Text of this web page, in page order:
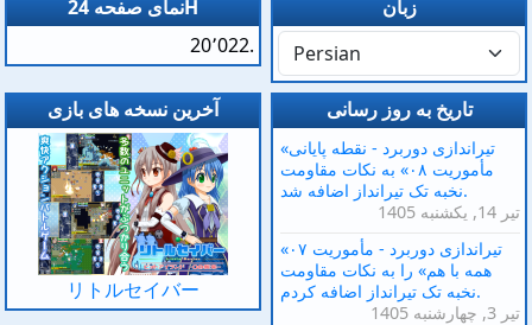
نمای صفحه 24H
20٬022.
زبان
آخرین نسخه های بازی
リトルセイバー
تاریخ به روز رسانی
«تیراندازی دوربرد - نقطه پایانی
مأموریت ۰۸» به نکات مقاومت
نخبه تک تیرانداز اضافه شد.
1405 تیر 14, یکشنبه
«تیراندازی دوربرد - مأموریت ۰۷
همه با هم» را به نکات مقاومت
نخبه تک تیرانداز اضافه کردم.
1405 تیر 3, چهارشنبه